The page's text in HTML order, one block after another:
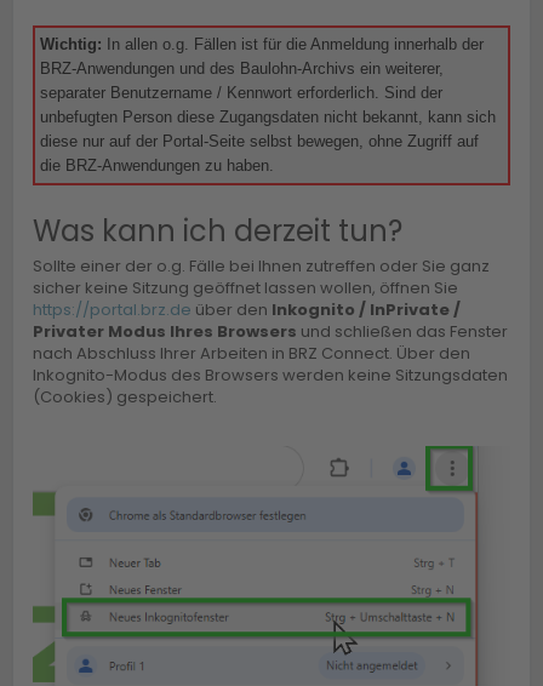
Wichtig: In allen o.g. Fällen ist für die Anmeldung innerhalb der
BRZ-Anwendungen und des Baulohn-Archivs ein weiterer,
separater Benutzername / Kennwort erforderlich. Sind der
unbefugten Person diese Zugangsdaten nicht bekannt, kann sich
diese nur auf der Portal-Seite selbst bewegen, ohne Zugriff auf
die BRZ-Anwendungen zu haben.
Was kann ich derzeit tun?
Sollte einer der o.g. Fälle bei Ihnen zutreffen oder Sie ganz
sicher keine Sitzung geöffnet lassen wollen, öffnen Sie
https://portal.brz.de über den Inkognito / InPrivate /
Privater Modus Ihres Browsers und schließen das Fenster
nach Abschluss Ihrer Arbeiten in BRZ Connect. Über den
Inkognito-Modus des Browsers werden keine Sitzungsdaten
(Cookies) gespeichert.